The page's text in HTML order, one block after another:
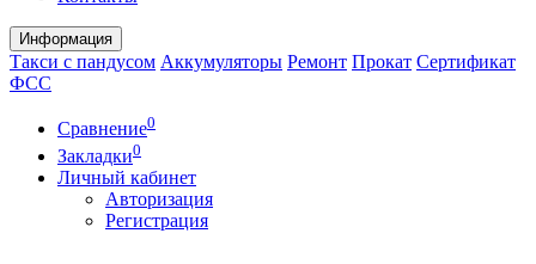
Информация
Такси с пандусом Аккумуляторы Ремонт Прокат Сертификат
ФСС
Сравнение0
Закладки0
Личный кабинет
Авторизация
Регистрация